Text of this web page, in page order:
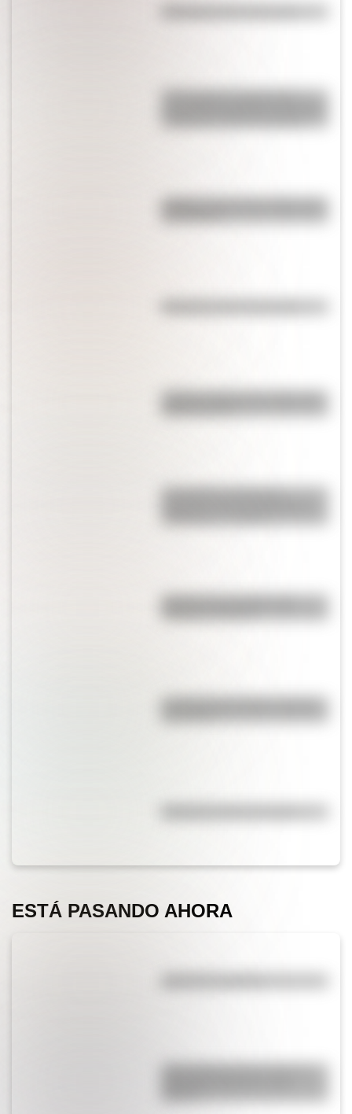
17 de agosto: actividades y
¿Sabías cómo fue la infancia de
¿Sabías cuál fue la mascota de
Los poderes del Estado
Bandera de Colombia para
colorear e imprimir
ESTÁ PASANDO AHORA
¿Qué diferencia hay entre un